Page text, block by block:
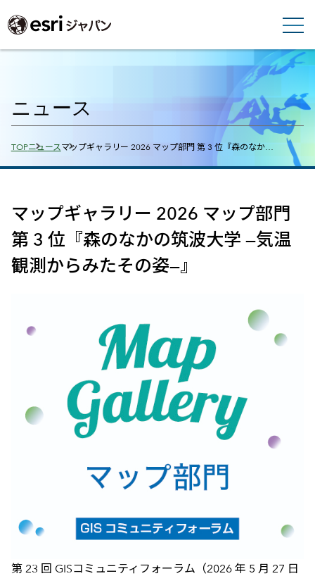
ニュース
Breadcrumbs
TOPニュースマップギャラリー 2026 マップ部門 第 3 位『森のなか…
マップギャラリー 2026 マップ部門
第 3 位『森のなかの筑波大学 —気温
観測からみたその姿—』
第 23 回 GISコミュニティフォーラム（2026 年 5 月 27 日